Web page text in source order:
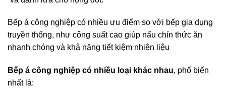
Bếp á công nghiệp có nhiều ưu điểm so với bếp gia dụng
truyền thống, như công suất cao giúp nấu chín thức ăn
nhanh chóng và khả năng tiết kiệm nhiên liệu
Bếp á công nghiệp có nhiều loại khác nhau, phổ biến
nhất là: